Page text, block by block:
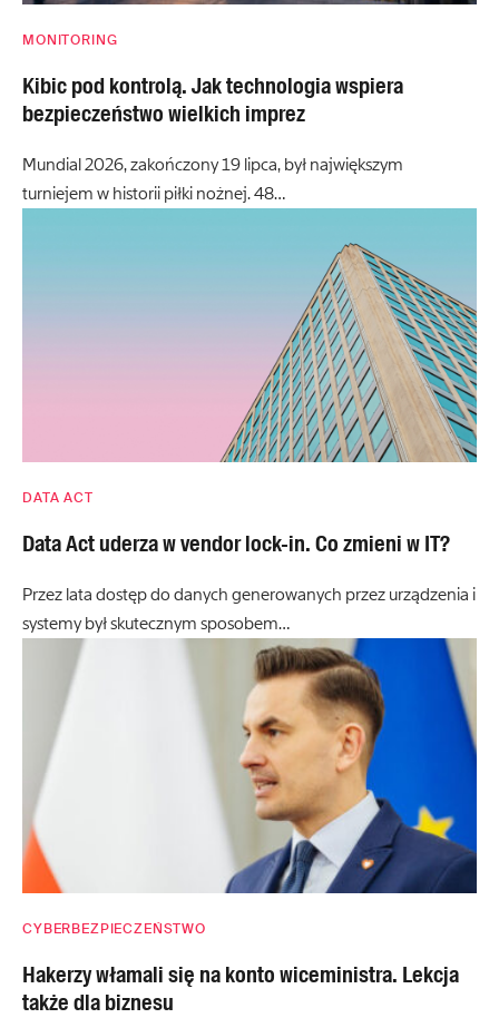
MONITORING
Kibic pod kontrolą. Jak technologia wspiera
bezpieczeństwo wielkich imprez
Mundial 2026, zakończony 19 lipca, był największym
turniejem w historii piłki nożnej. 48…
DATA ACT
Data Act uderza w vendor lock-in. Co zmieni w IT?
Przez lata dostęp do danych generowanych przez urządzenia i
systemy był skutecznym sposobem…
CYBERBEZPIECZEŃSTWO
Hakerzy włamali się na konto wiceministra. Lekcja
także dla biznesu